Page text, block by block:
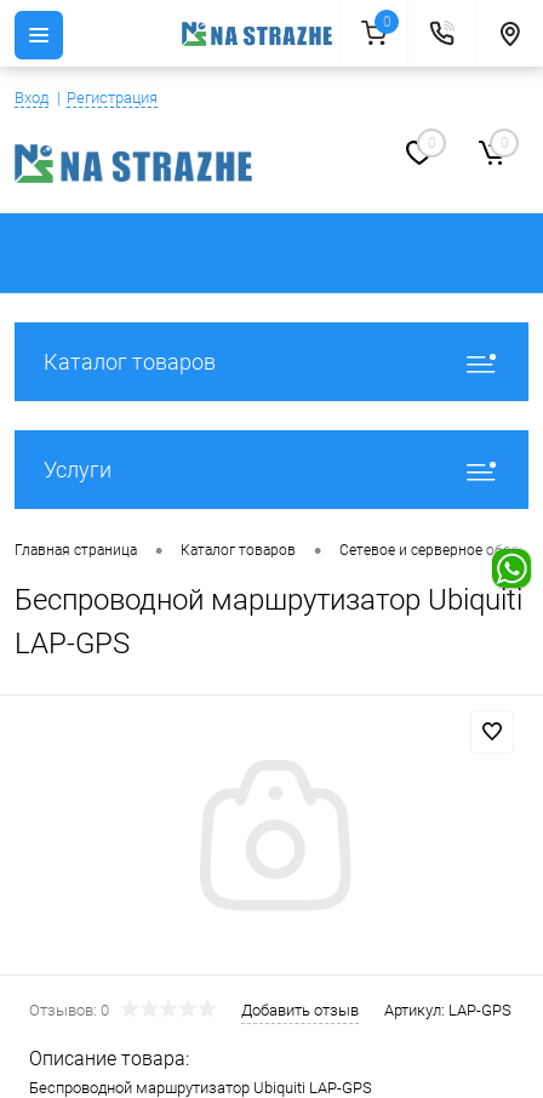
Вход Регистрация
0 0
Каталог товаров
Услуги
Главная страница • Каталог товаров • Сетевое и серверное
Беспроводной маршрутизатор Ubiquiti
LAP-GPS
Отзывов: 0 Добавить отзыв Артикул: LAP-GPS
Описание товара:
Беспроводной маршрутизатор Ubiquiti LAP-GPS
0